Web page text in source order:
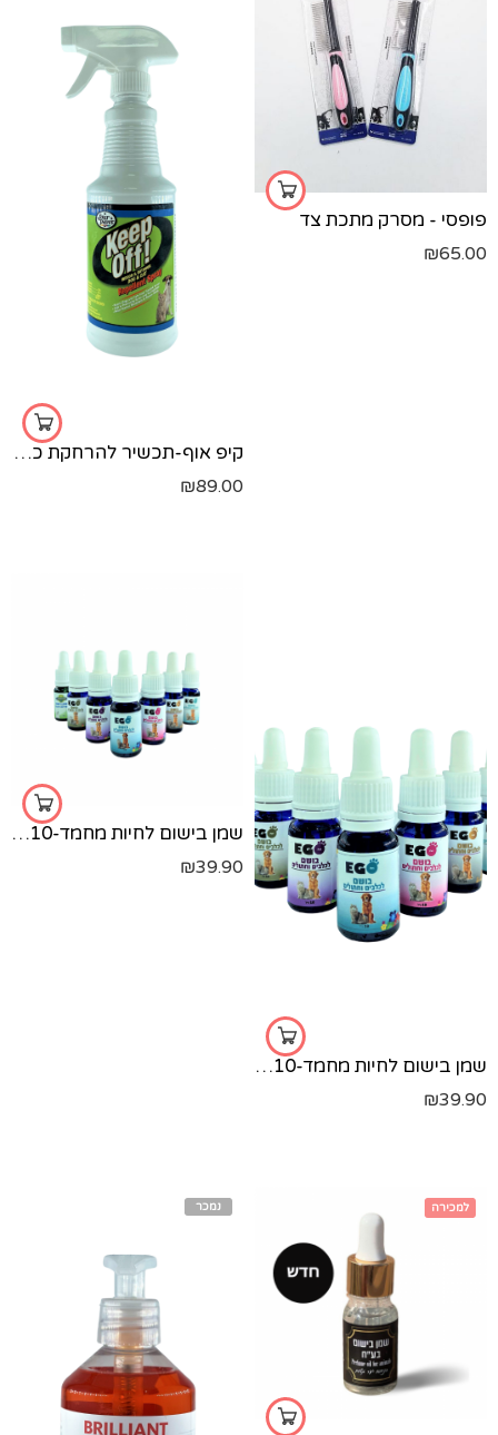
פופסי - מסרק מתכת צד
₪65.00
קיפ אוף-תכשיר להרחקת כלבים וחתולים-473 מל'
₪89.00
שמן בישום לחיות מחמד-10 מ"ל
₪39.90
שמן בישום לחיות מחמד-10 מ"ל
₪39.90
למכירה
לאס וגאס
נמכר